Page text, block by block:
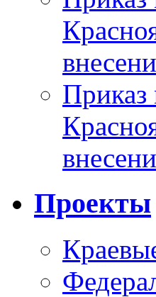
Приказ
Проекты